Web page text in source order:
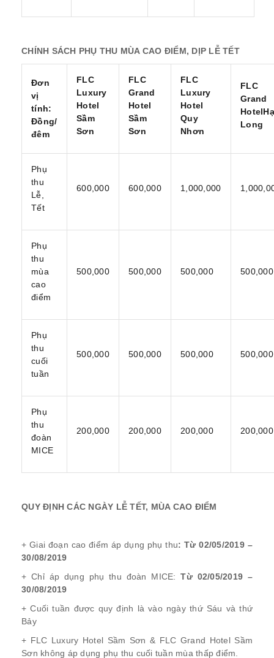
CHÍNH SÁCH PHỤ THU MÙA CAO ĐIỂM, DỊP LỄ TẾT
Đơn
vị
tính:
Đồng/
đêm
FLC
Luxury
Hotel
Sầm
Sơn
FLC
Grand
Hotel
Sầm
Sơn
FLC
Luxury
Hotel
Quy
Nhơn
FLC
Grand
HotelHạ
Long
Phụ
thu
Lễ,
Tết
600,000 600,000 1,000,000
Phụ
thu
mùa
cao
điểm
500,000 500,000 500,000 500,000
Phụ
thu
cuối
tuần
500,000 500,000 500,000 500,000
Phụ
thu
đoàn
MICE
200,000 200,000 200,000 200,000
QUY ĐỊNH CÁC NGÀY LỄ TẾT, MÙA CAO ĐIỂM
+ Giai đoạn cao điểm áp dụng phụ thu: Từ 02/05/2019 –
30/08/2019
+ Chỉ áp dụng phụ thu đoàn MICE:Từ 02/05/2019 –
30/08/2019
+ Cuối tuần được quy định là vào ngày thứ Sáu và thứ
Bảy
+ FLC Luxury Hotel Sầm Sơn & FLC Grand Hotel Sầm
Sơn không áp dụng phụ thu cuối tuần mùa thấp điểm.